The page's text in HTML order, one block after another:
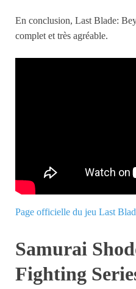
En conclusion, Last Blade:
complet et très agréable.
Page officielle du jeu Last
Samurai
Fighting